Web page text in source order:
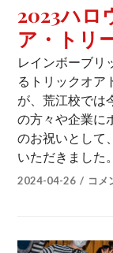
2023ハロ
ア・トリ
レインボーブリ
るトリックオア
が、荒江校では
の方々や企業に
のお祝いとして
いただきました
2024-04-26 コメ